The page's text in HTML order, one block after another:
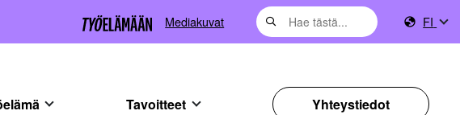
Mediakuvat FI
Tavoitteet Yhteystiedot